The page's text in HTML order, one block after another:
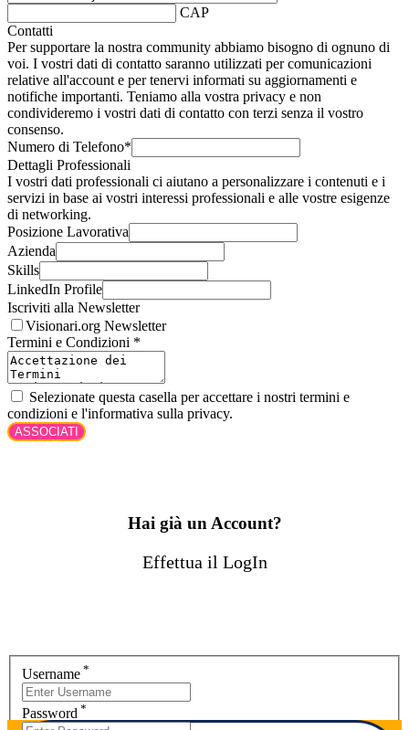
CAP
Contatti
Per supportare la nostra community abbiamo bisogno di ognuno di
voi. I vostri dati di contatto saranno utilizzati per comunicazioni
relative all'account e per tenervi informati su aggiornamenti e
notifiche importanti. Teniamo alla vostra privacy e non
condivideremo i vostri dati di contatto con terzi senza il vostro
consenso.
Numero di Telefono*
Dettagli Professionali
I vostri dati professionali ci aiutano a personalizzare i contenuti e i
servizi in base ai vostri interessi professionali e alle vostre esigenze
di networking.
Posizione Lavorativa
Azienda
Skills
LinkedIn Profile
Iscriviti alla Newsletter
Visionari.org Newsletter
Termini e Condizioni *
Selezionate questa casella per accettare i nostri termini e
condizioni e l'informativa sulla privacy.
Hai già un Account?
Effettua il LogIn
Username *
Password *